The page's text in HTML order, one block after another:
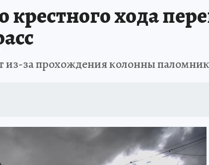
хода
из-за прохождения колонны